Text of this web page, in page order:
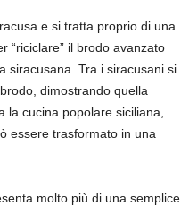
e si tratta proprio di una
“riciclare” il brodo avanzato
siracusana. Tra i siracusani si
dimostrando quella
la cucina popolare siciliana,
essere trasformato in una
molto più di una semplice